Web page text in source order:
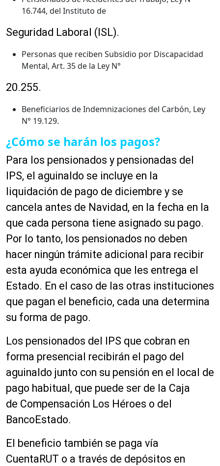
16.744, del Instituto de
Seguridad Laboral (ISL).
Personas que reciben Subsidio por Discapacidad
Mental, Art. 35 de la Ley N°
20.255.
Beneficiarios de Indemnizaciones del Carbón, Ley
N° 19.129.
¿Cómo se harán los pagos?
Para los pensionados y pensionadas del
IPS, el aguinaldo se incluye en la
liquidación de pago de diciembre y se
cancela antes de Navidad, en la fecha en la
que cada persona tiene asignado su pago.
Por lo tanto, los pensionados no deben
hacer ningún trámite adicional para recibir
esta ayuda económica que les entrega el
Estado. En el caso de las otras instituciones
que pagan el beneficio, cada una determina
su forma de pago.
Los pensionados del IPS que cobran en
forma presencial recibirán el pago del
aguinaldo junto con su pensión en el local de
pago habitual, que puede ser de la Caja
de Compensación Los Héroes o del
BancoEstado.
El beneficio también se paga vía
CuentaRUT o a través de depósitos en